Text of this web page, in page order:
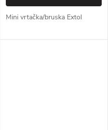
Mini vrtačka/bruska Extol